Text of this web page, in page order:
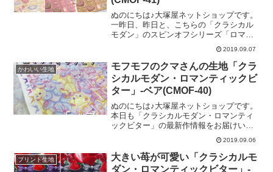
ックソーイング」が始まります。
（「May Me」さんのサイトは こちら
です）そして、今回「大塚屋ネットショ
ップ」の生地で制作されましたのが、49
ページの「センターシームのパンツ」で
ぬのにちは♪大塚屋ネットショップです。
一昨日、昨日と、こちらの「クラシカル
モダン」のスピンオフシリーズ「ロマン
した。そして、みっつめの柄が本日のブ
ログテーマ「チョコレートスイーツ」で
ございます。一段が１５センチほどのチ
ョコレートボーダー柄の中に、リアルな
スイーツが並びます。＼ カップケー
キ！パフェ！ビスケット！ ／＼ 甘そ
うなドーナツも！ ／チョコレートの上
に、こんなにたくさんのスイーツ。もし
も、現実世界だったら一日あたりの「摂
取カロリー」が大変なことになってしま
いそうです！でも、布地のプリントなら
どんなに甘そうでも、カロリーゼロ
2019.09.07
かわいい生地
モフモフのクマさんの生地「クラ
シカルモダン・ロマンティックビ
ター」-ベア(CMOF-40)
ぬのにちは♪大塚屋ネットショップです。
本日も「クラシカルモダン・ロマンティ
ックビター」の最新作情報をお届けいた
介いたしました。本日は、「可愛いクマ
さん」の柄でございます♡＼ ベア～
♡ ／およそ身長７～８センチほどのク
2019.09.06
プリント生地
大きい苺が可愛い「クラシカルモ
ダン・ロマンティックビター」-